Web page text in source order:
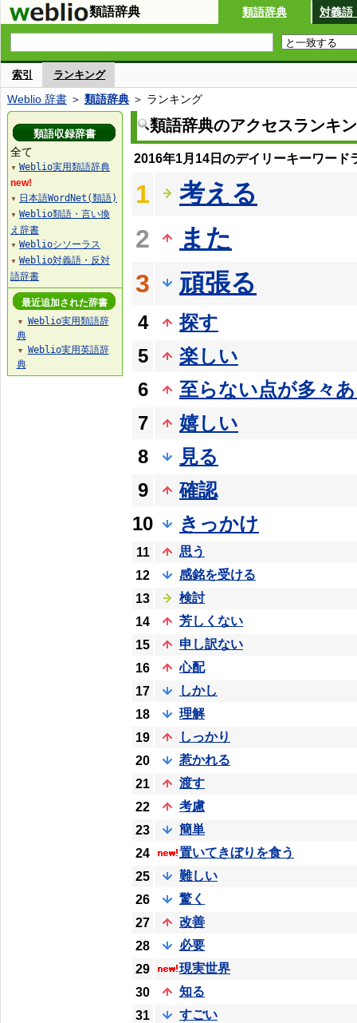
類語辞典 類語辞典 対義語
索引 ランキング
Weblio 辞書 ＞ 類語辞典 ＞ ランキング
類語辞典のアクセスランキ
2016年1月14日のデイリーキーワード
1
考える
2
また
3
頑張る
4
探す
5
楽しい
6
至らない点が多々
7
嬉しい
8
見る
9
確認
10
きっかけ
11
思う
12
感銘を受ける
13
検討
14
芳しくない
15
申し訳ない
16
心配
17
しかし
18
理解
19
しっかり
20
惹かれる
21
渡す
22
考慮
23
簡単
24
置いてきぼりを食う
25
難しい
26
驚く
27
改善
28
必要
29
現実世界
30
知る
31
すごい
類語収録辞書
全て
▼ Weblio実用類語辞典
new!
▼ 日本語WordNet(類語)
▼ Weblio類語・言い換
え辞書
▼ Weblioシソーラス
▼ Weblio対義語・反対
語辞書
最近追加された辞書
▼
Weblio実用類語辞
典
▼
Weblio実用英語辞
典